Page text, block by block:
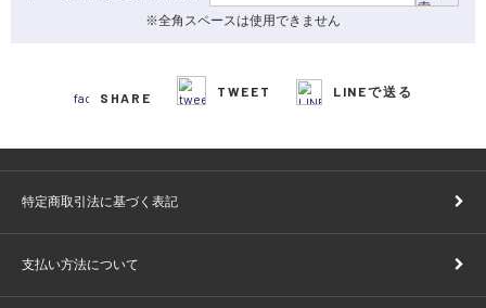
※全角スペースは使用できません
SHARE TWEET LINEで送る
特定商取引法に基づく表記
支払い方法について